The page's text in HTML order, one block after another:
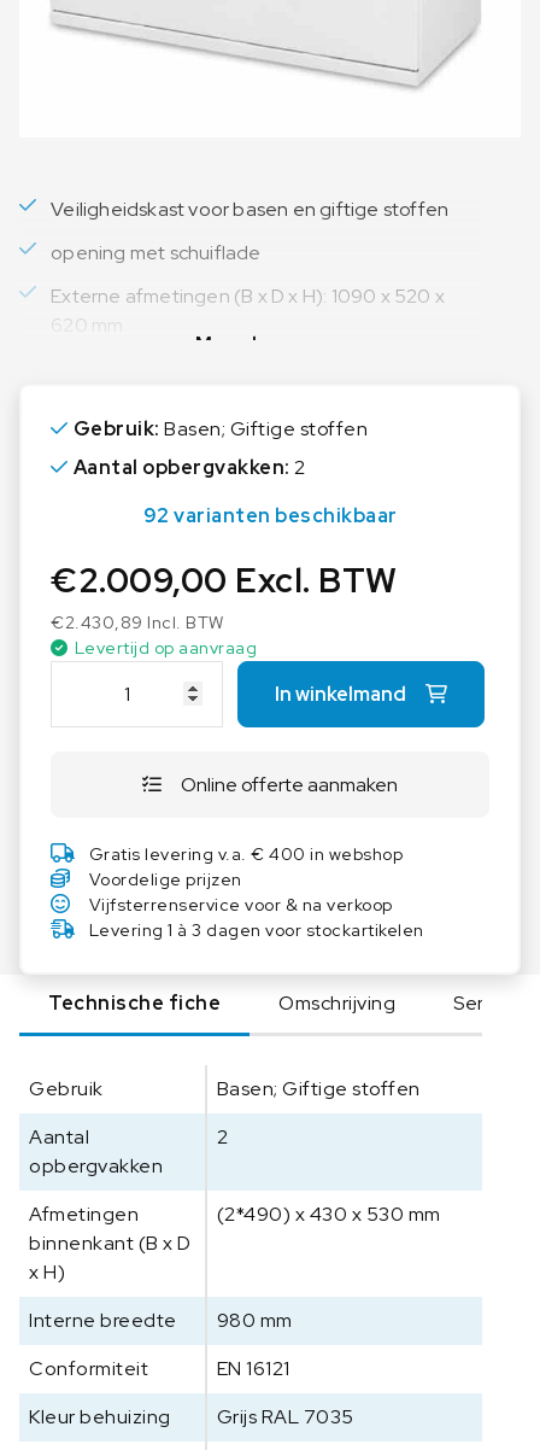
Veiligheidskast voor basen en giftige stoffen
opening met schuiflade
Externe afmetingen (B x D x H): 1090 x 520 x
620 mm
Meer lezen
Gebruik: Basen; Giftige stoffen
Aantal opbergvakken: 2
92 varianten beschikbaar
€2.009,00 Excl. BTW
€2.430,89 Incl. BTW
Levertijd op aanvraag
A
E
O
6
1
B
T
T
e
i
l
i
h
e
i
k
a
s
In winkelmand
Online offerte aanmaken
Gratis levering v.a. € 400 in webshop
Voordelige prijzen
Vijfsterrenservice voor & na verkoop
Levering 1 à 3 dagen voor stockartikelen
Technische fiche Omschrijving Serie
Gebruik
Basen; Giftige stoffen
Aantal
opbergvakken
2
Afmetingen
binnenkant (B x D
x H)
(2*490) x 430 x 530 mm
Interne breedte
980 mm
Conformiteit
EN 16121
Kleur behuizing
Grijs RAL 7035